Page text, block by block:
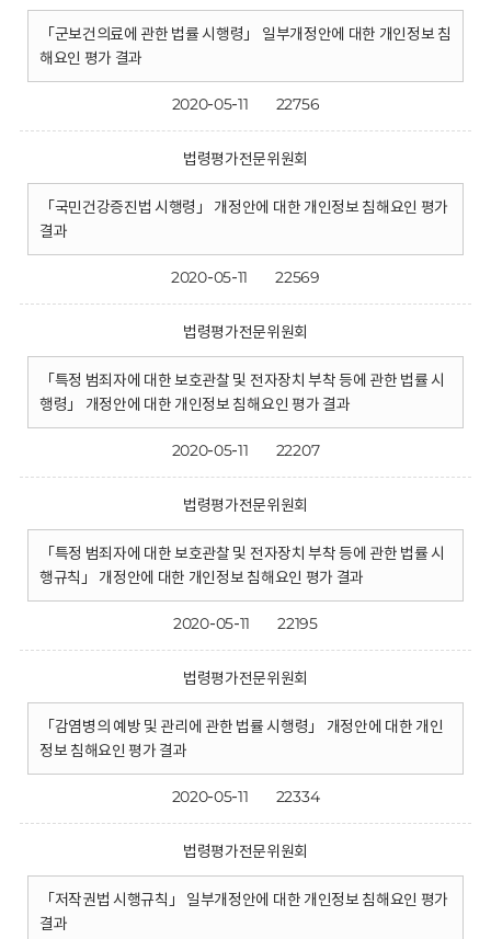
「군보건의료에 관한 법률 시행령」 일부개정안에 대한 개인정보 침
해요인 평가 결과
2020-05-11 22756
법령평가전문위원회
「국민건강증진법 시행령」 개정안에 대한 개인정보 침해요인 평가
결과
2020-05-11 22569
법령평가전문위원회
「특정 범죄자에 대한 보호관찰 및 전자장치 부착 등에 관한 법률 시
행령」 개정안에 대한 개인정보 침해요인 평가 결과
2020-05-11 22207
법령평가전문위원회
「특정 범죄자에 대한 보호관찰 및 전자장치 부착 등에 관한 법률 시
행규칙」 개정안에 대한 개인정보 침해요인 평가 결과
2020-05-11 22195
법령평가전문위원회
「감염병의 예방 및 관리에 관한 법률 시행령」 개정안에 대한 개인
정보 침해요인 평가 결과
2020-05-11 22334
법령평가전문위원회
「저작권법 시행규칙」 일부개정안에 대한 개인정보 침해요인 평가
결과